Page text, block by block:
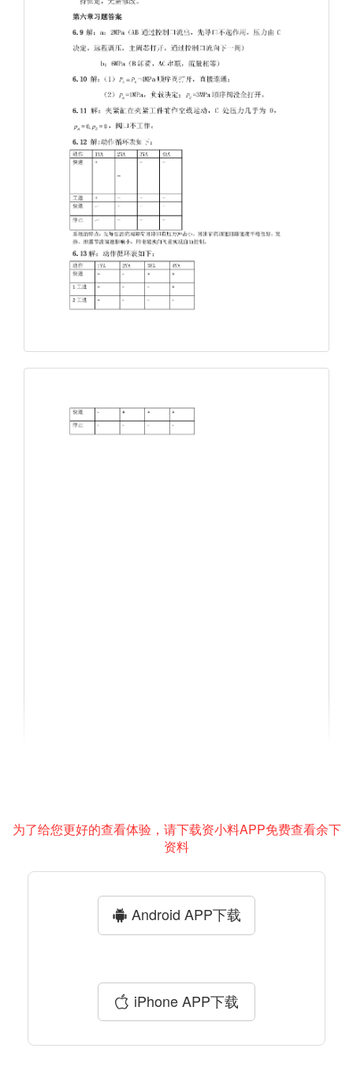
为了给您更好的查看体验，请下载资小料APP免费查看余下
资料
Android APP下载
iPhone APP下载